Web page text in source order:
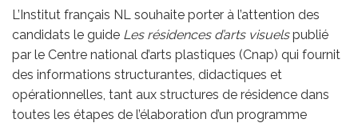
L’Institut français NL souhaite porter à l’attention des
candidats le guide Les résidences d’arts visuelspublié
par le Centre national d’arts plastiques (Cnap) qui fournit
des informations structurantes, didactiques et
opérationnelles, tant aux structures de résidence dans
toutes les étapes de l’élaboration d’un programme